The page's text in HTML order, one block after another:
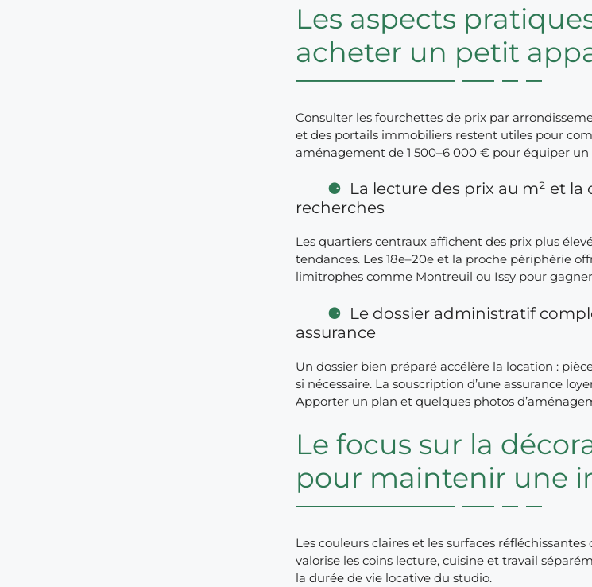
Les aspects
acheter un petit
Consulter les fourchettes de prix par
et des portails immobiliers restent utiles pour
aménage­ment de 1 500–6 000 € pour équiper
La lecture des prix au m² et
recherches
Les quartiers centraux affichent des prix plus
tendances. Les 18e–20e et la proche périphérie
limitrophes comme Montreuil ou Issy pour
Le dossier administratif
assurance
Un dossier bien préparé accélère la location :
si nécessaire. La souscription d’une assurance
Apporter un plan et quelques photos
Le focus sur la
pour maintenir une
Les couleurs claires et les surfaces
valorise les coins lecture, cuisine et travail
la durée de vie locative du studio.